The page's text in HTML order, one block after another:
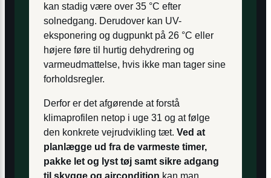
kan stadig være over 35 °C efter
solnedgang. Derudover kan UV-
eksponering og dugpunkt på 26 °C eller
højere føre til hurtig dehydrering og
varmeudmattelse, hvis ikke man tager sine
forholdsregler.
Derfor er det afgørende at forstå
klimaprofilen netop i uge 31 og at følge
den konkrete vejr­udvikling tæt. Ved at
planlægge ud fra de varmeste timer,
pakke let og lyst tøj samt sikre adgang
til skygge og aircondition kan man